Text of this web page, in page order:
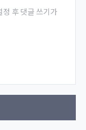
후 댓글 쓰기가